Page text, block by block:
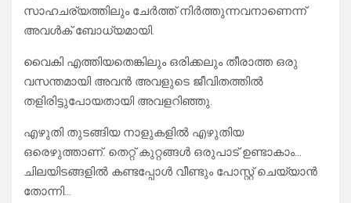
സാഹചര്യത്തിലും ചേർത്ത് നിർത്തുന്നവനാണെന്ന്
അവൾക് ബോധ്യമായി.
വൈകി എത്തിയതെങ്കിലും ഒരിക്കലും തീരാത്ത ഒരു
വസന്തമായി അവൻ അവളുടെ ജീവിതത്തിൽ
തളിരിട്ടുപോയതായി അവളറിഞ്ഞു.
എഴുതി തുടങ്ങിയ നാളുകളിൽ എഴുതിയ
ഒരെഴുത്താണ്. തെറ്റ് കുറ്റങ്ങൾ ഒരുപാട് ഉണ്ടാകാം…
ചിലയിടങ്ങളിൽ കണ്ടപ്പോൾ വീണ്ടും പോസ്റ്റ് ചെയ്യാൻ
തോന്നി…